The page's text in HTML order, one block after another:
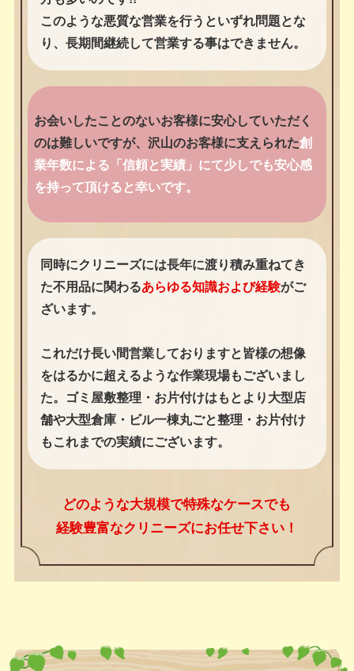
このような悪質な営業を行うといずれ問題とな
り、長期間継続して営業する事はできません。
お会いしたことのないお客様に安心していただく
のは難しいですが、沢山のお客様に支えられた創
業年数による「信頼と実績」にて少しでも安心感
を持って頂けると幸いです。
同時にクリニーズには長年に渡り積み重ねてき
た不用品に関わるあらゆる知識および経験がご
ざいます。
これだけ長い間営業しておりますと皆様の想像
をはるかに超えるような作業現場もございまし
た。ゴミ屋敷整理・お片付けはもとより大型店
舗や大型倉庫・ビル一棟丸ごと整理・お片付け
もこれまでの実績にございます。
どのような大規模で特殊なケースでも
経験豊富なクリニーズにお任せ下さい！